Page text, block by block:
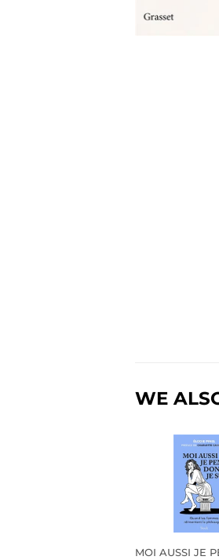
WE
MOI AUSSI JE